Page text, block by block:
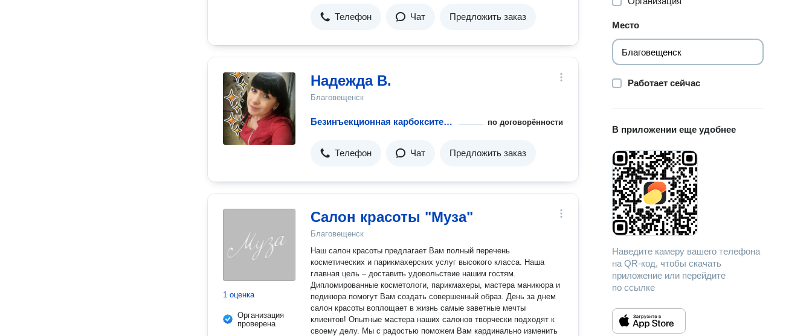
Телефон Чат Предложить заказ
Надежда В.
Благовещенск
Безинъекционная карбокситерапия по договорённости
Телефон Чат Предложить заказ
1 оценка
Организация
проверена
Салон красоты "Муза"
Благовещенск
Наш салон красоты предлагает Вам полный перечень
косметических и парикмахерских услуг высокого класса. Наша
главная цель – доставить удовольствие нашим гостям.
Дипломированные косметологи, парикмахеры, мастера маникюра и
педикюра помогут Вам создать совершенный образ. День за днем
салон красоты воплощает в жизнь самые заветные мечты
клиентов! Опытные мастера наших салонов творчески подходят к
своему делу. Мы с радостью поможем Вам кардинально изменить
Место
Работает сейчас
В приложении еще удобнее
Наведите камеру вашего телефона
на QR-код, чтобы скачать
приложение или перейдите
по ссылке